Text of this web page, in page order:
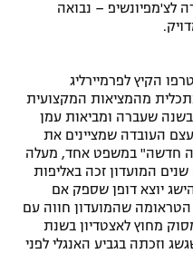
לצ'מפיונשיפ – נבואה
הקיץ לפרמיירליג
מהמציאות המקצועית
שעברה ומביאות עמן
העובדה שמציינים את
חדשה" במשפט אחד, מעלה
המועדון זכה באליפות
יוצא דופן שספק אם
הטראומה שהמועדון חווה עם
מחוץ לאצטדיון בשנת
וזכתה בגביע האנגלי לפני